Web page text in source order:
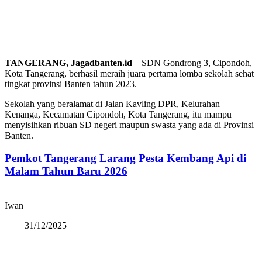
TANGERANG, Jagadbanten.id – SDN Gondrong 3, Cipondoh,
Kota Tangerang, berhasil meraih juara pertama lomba sekolah sehat
tingkat provinsi Banten tahun 2023.
Sekolah yang beralamat di Jalan Kavling DPR, Kelurahan
Kenanga, Kecamatan Cipondoh, Kota Tangerang, itu mampu
menyisihkan ribuan SD negeri maupun swasta yang ada di Provinsi
Banten.
Pemkot Tangerang Larang Pesta Kembang Api di
Malam Tahun Baru 2026
Iwan
31/12/2025